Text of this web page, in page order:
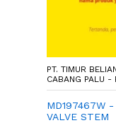
PT. TIMUR
CABANG PALU -
MD197467W -
VALVE STEM